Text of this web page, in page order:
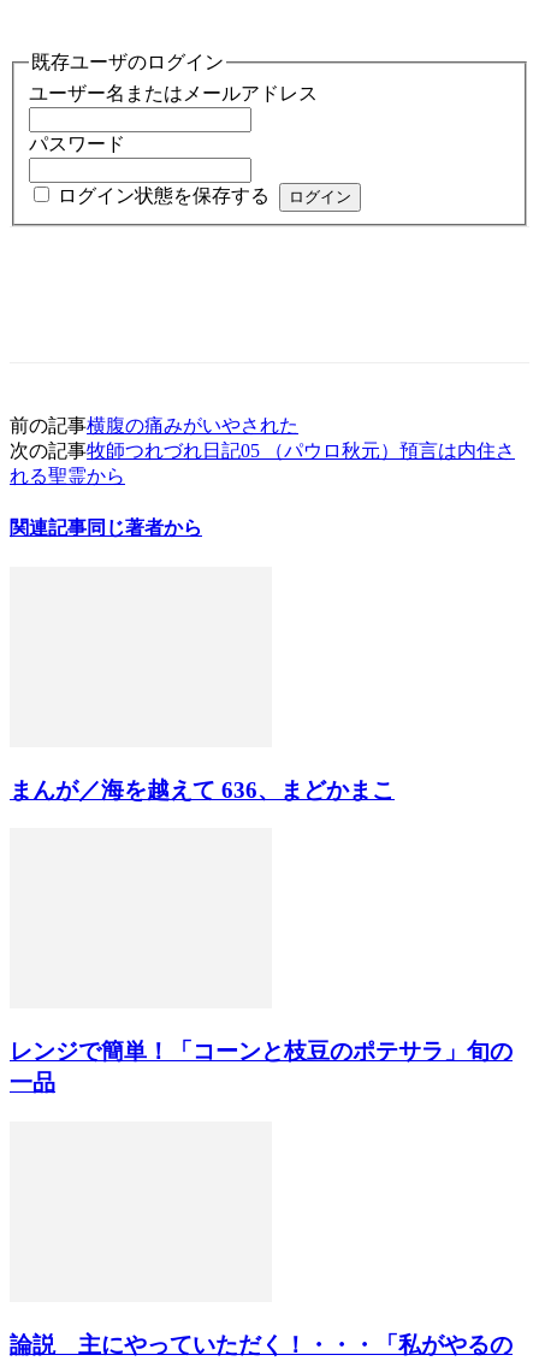
既存ユーザのログイン
ユーザー名またはメールアドレス
パスワード
ログイン状態を保存する
前の記事横腹の痛みがいやされた
次の記事牧師つれづれ日記05 （パウロ秋元）預言は内住さ
れる聖霊から
関連記事同じ著者から
まんが／海を越えて 636、まどかまこ
レンジで簡単！「コーンと枝豆のポテサラ」旬の
一品
論説 主にやっていただく！・・・「私がやるの